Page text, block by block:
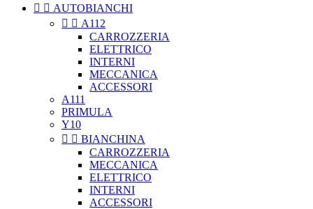
  AUTOBIANCHI
  A112
CARROZZERIA
ELETTRICO
INTERNI
MECCANICA
ACCESSORI
A111
PRIMULA
Y10
  BIANCHINA
CARROZZERIA
MECCANICA
ELETTRICO
INTERNI
ACCESSORI